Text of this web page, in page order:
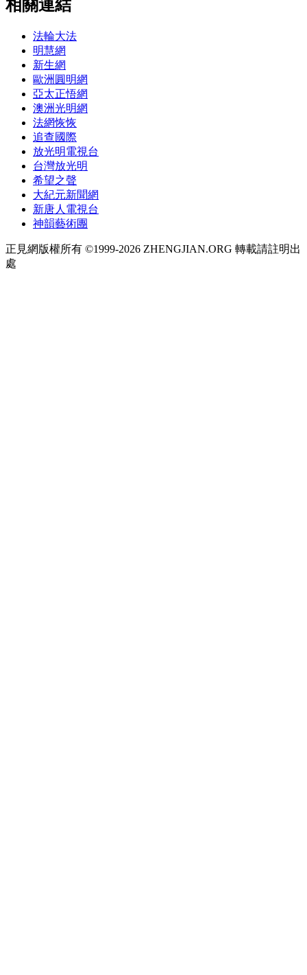
相關連結
法輪大法
明慧網
新生網
歐洲圓明網
亞太正悟網
澳洲光明網
法網恢恢
追查國際
放光明電視台
台灣放光明
希望之聲
大紀元新聞網
新唐人電視台
神韻藝術團
正見網版權所有 ©1999-2026 ZHENGJIAN.ORG 轉載請註明出
處